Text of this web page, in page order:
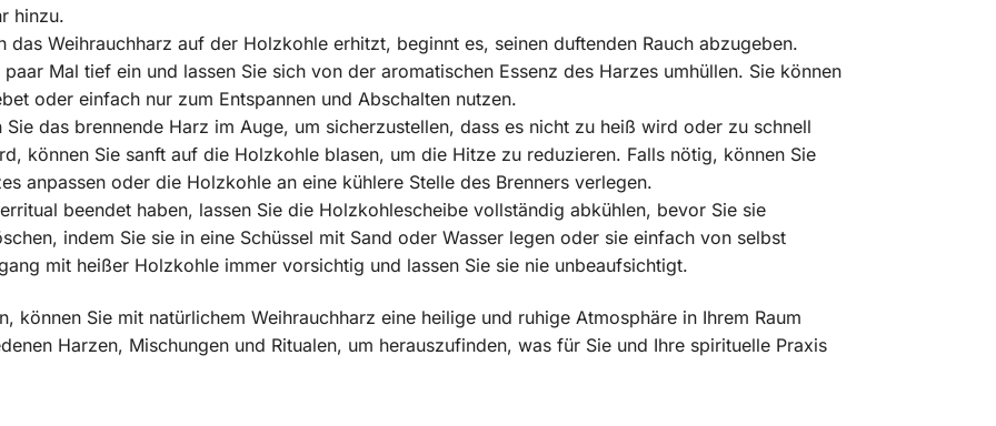
hinzu.
das Weihrauchharz auf der Holzkohle erhitzt, beginnt es, seinen duftenden Rauch abzugeben.
Mal tief ein und lassen Sie sich von der aromatischen Essenz des Harzes umhüllen. Sie können
oder einfach nur zum Entspannen und Abschalten nutzen.
Sie das brennende Harz im Auge, um sicherzustellen, dass es nicht zu heiß wird oder zu schnell
können Sie sanft auf die Holzkohle blasen, um die Hitze zu reduzieren. Falls nötig, können Sie
anpassen oder die Holzkohle an eine kühlere Stelle des Brenners verlegen.
beendet haben, lassen Sie die Holzkohlescheibe vollständig abkühlen, bevor Sie sie
indem Sie sie in eine Schüssel mit Sand oder Wasser legen oder sie einfach von selbst
mit heißer Holzkohle immer vorsichtig und lassen Sie sie nie unbeaufsichtigt.
können Sie mit natürlichem Weihrauchharz eine heilige und ruhige Atmosphäre in Ihrem Raum
Harzen, Mischungen und Ritualen, um herauszufinden, was für Sie und Ihre spirituelle Praxis